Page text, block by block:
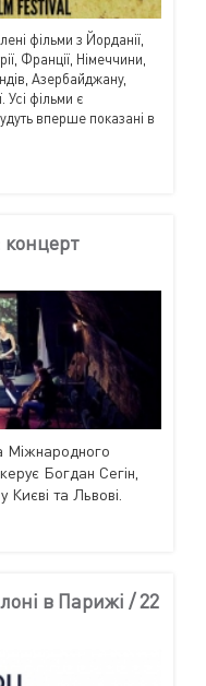
фільми з Йорданії,
Франції, Німеччини,
Азербайджану,
Усі фільми є
вперше показані в
концерт
Міжнародного
Богдан Сегін,
та Львові.
в Парижі / 22